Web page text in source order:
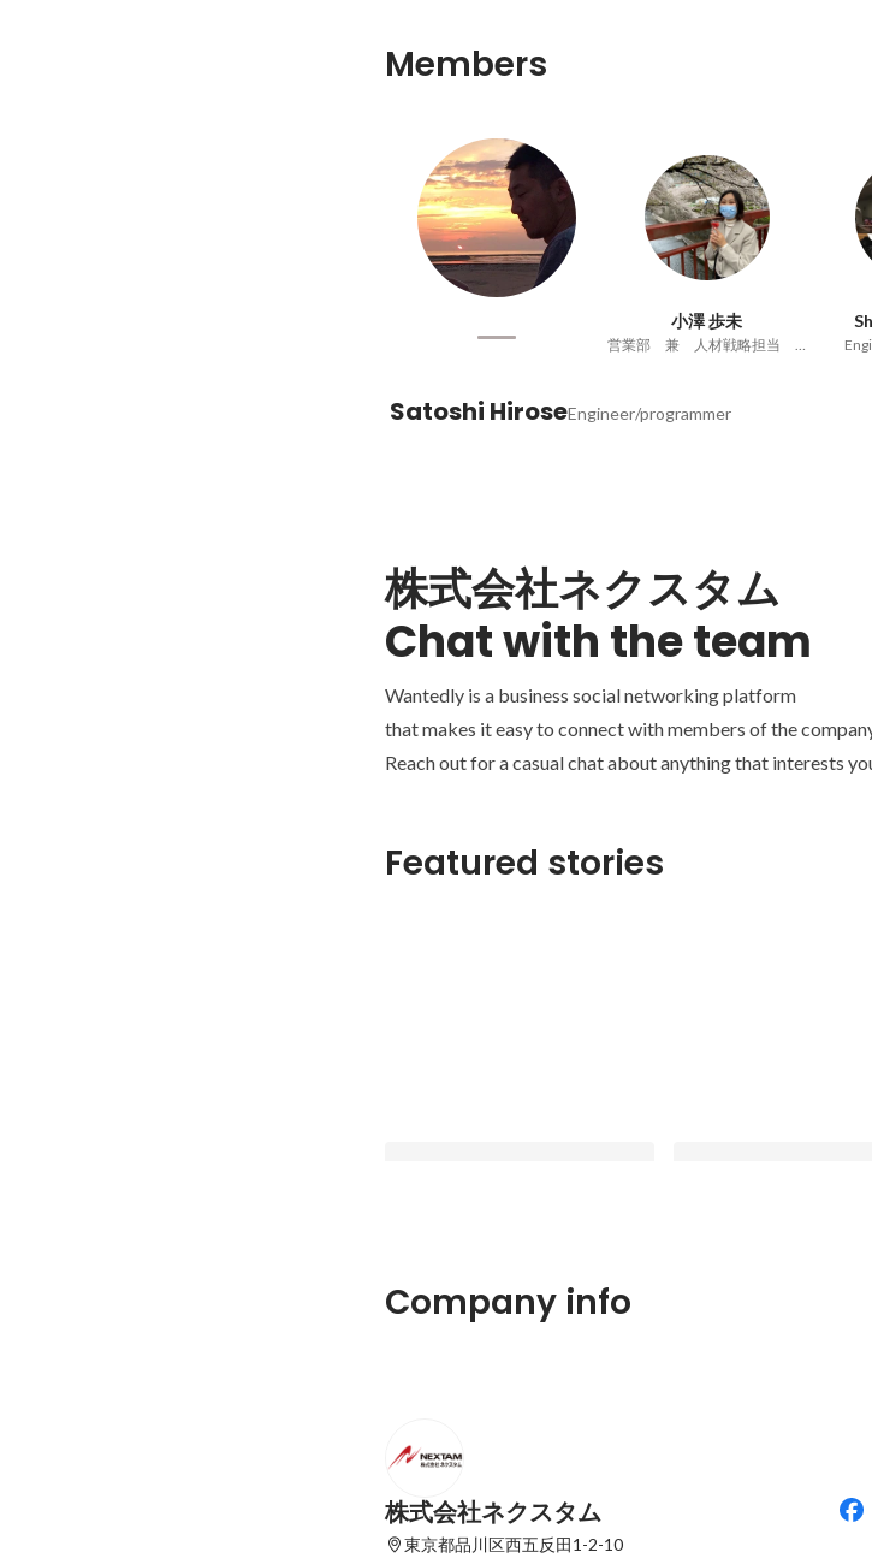
Members
小澤 歩未
営業部 兼 人材戦略担当 兼 総務
Satoshi HiroseEngineer/programmer
株式会社ネクスタム
Chat with the team
Wantedly is a business social networking platform
that makes it easy to connect with members of the
Reach out for a casual chat about anything that interests
Featured stories
【選考中の心境-後半-】実はこんな
気持ちで選考を受けていました！
Company info
株式会社ネクスタム
東京都品川区西五反田1-2-10